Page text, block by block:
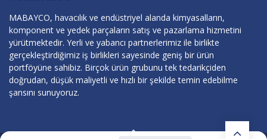
MABAYCO, havacılık ve endüstriyel alanda kimyasalların,
komponent ve yedek parçaların satış ve pazarlama hizmetini
yürütmektedir. Yerli ve yabancı partnerlerimiz ile birlikte
gerçekleştirdiğimiz iş birlikleri sayesinde geniş bir ürün
portföyüne sahibiz. Birçok ürün grubunu tek tedarikçiden
doğrudan, düşük maliyetli ve hızlı bir şekilde temin edebilme
şansını sunuyoruz.